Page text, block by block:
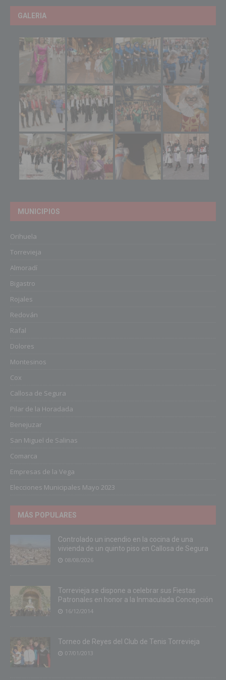
GALERIA
MUNICIPIOS
Orihuela
Torrevieja
Almoradí
Bigastro
Rojales
Redován
Rafal
Dolores
Montesinos
Cox
Callosa de Segura
Pilar de la Horadada
Benejuzar
San Miguel de Salinas
Comarca
Empresas de la Vega
Elecciones Municipales Mayo 2023
MÁS POPULARES
Controlado un incendio en la cocina de una
vivienda de un quinto piso en Callosa de Segura
08/08/2026
Torrevieja se dispone a celebrar sus Fiestas
Patronales en honor a la Inmaculada Concepción
16/12/2014
Torneo de Reyes del Club de Tenis Torrevieja
07/01/2013